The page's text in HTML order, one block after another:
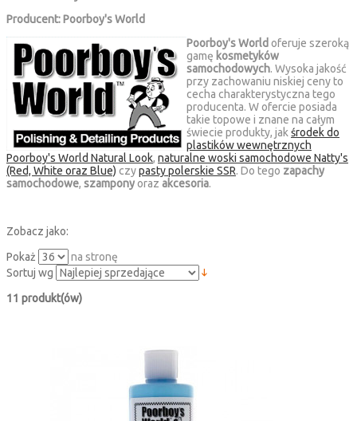
Producent: Poorboy's World
Poorboy's World oferuje szeroką
gamę kosmetyków
samochodowych. Wysoka jakość
przy zachowaniu niskiej ceny to
cecha charakterystyczna tego
producenta. W ofercie posiada
takie topowe i znane na całym
świecie produkty, jak środek do
plastików wewnętrznych
Poorboy's World Natural Look, naturalne woski samochodowe Natty's
(Red, White oraz Blue) czypasty polerskie SSR. Do tego zapachy
samochodowe, szampony oraz akcesoria.
Zobacz jako:
Pokaż
na stronę
Sortuj wg
11 produkt(ów)